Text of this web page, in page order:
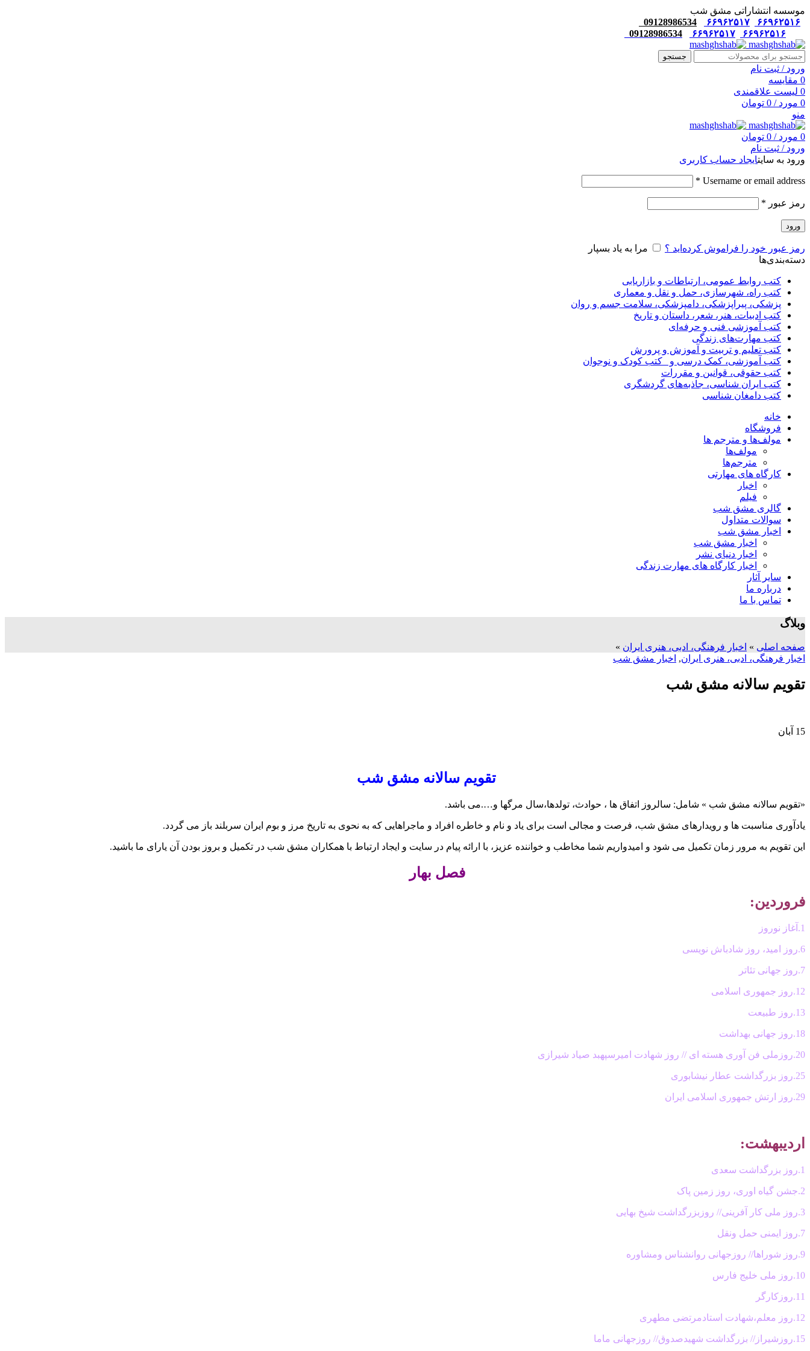
موسسه انتشاراتی مشق شب
۶۶۹۶۲۵۱۶
۶۶۹۶۲۵۱۷
09128986534
۶۶۹۶۲۵۱۶
۶۶۹۶۲۵۱۷ 09128986534
جستجو
ورود / ثبت نام
0 مقایسه
0 لیست علاقمندی
0 مورد /
0 تومان
منو
0 مورد /
0 تومان
ورود / ثبت نام
ورود به سایتایجاد حساب کاربری
Username or email address
*
رمز عبور *
ورود
رمز عبور خود را فراموش کرده‌اید ؟
مرا به یاد بسپار
دسته‌بندی‌ها
کتب روابط عمومی، ارتباطات و بازاریابی
کتب راه، شهرسازی، حمل و نقل و معماری
پزشکی، پیراپزشکی، دامپزشکی، سلامت جسم و روان
کتب ادبیات، هنر، شعر، داستان و تاریخ
کتب آموزشی فنی و حرفه‌ای
کتب مهارت‌های زندگی
کتب تعلیم و تربیت و آموزش و پرورش
کتب آموزشی، کمک درسی و _کتب کودک و نوجوان
کتب حقوقی، قوانین و مقررات
کتب ایران شناسی، جاذبه‌های گردشگری
کتب دامغان شناسی
خانه
فروشگاه
مولف‌ها و مترجم ها
مولف‌ها
مترجم‌ها
کارگاه های مهارتی
اخبار
فیلم
گالری مشق شب
سوالات متداول
اخبار مشق شب
اخبار مشق شب
اخبار دنیای نشر
اخبار کارگاه های مهارت زندگی
سایر آثار
درباره ما
تماس با ما
وبلاگ
صفحه اصلی » اخبار فرهنگی، ادبی، هنری ایران »
اخبار فرهنگی، ادبی، هنری ایران, اخبار مشق شب
تقویم سالانه مشق شب
15 آبان
تقویم سالانه مشق شب
«تقویم سالانه مشق شب » شامل: سالروز اتفاق ها ، حوادث، تولدها،سال مرگها و….می باشد.
یادآوری مناسبت ها و رویدارهای مشق شب، فرصت و مجالی است برای یاد و نام و خاطره افراد و ماجراهایی که به نحوی به تاریخ مرز و بوم ایران سربلند باز می گردد.
این تقویم به مرور زمان تکمیل می شود و امیدواریم شما مخاطب و خواننده عزیز، با ارائه پیام در سایت و ایجاد ارتباط با همکاران مشق شب در تکمیل و بروز بودن آن یارای ما باشید.
فصل بهار
فروردین:
1.آغاز نوروز
6.روز امید، روز شادباش نویسی
7.روز جهانی تئاتر
12.روز جمهوری اسلامی
13.روز طبیعت
18.روز جهانی بهداشت
20.روزملی فن آوری هسته ای // روز شهادت امیرسپهبد صیاد شیرازی
25.روز بزرگداشت عطار نیشابوری
29.روز ارتش جمهوری اسلامی ایران
اردیبهشت:
1.روز بزرگداشت سعدی
2.جشن گیاه اوری، روز زمین پاک
3.روز ملی کار آفرینی// روزبزرگداشت شیخ بهایی
7.روز ایمنی حمل ونقل
9.روز شوراها// روزجهانی روانشناس ومشاوره
10.روز ملی خلیج فارس
11.روزکارگر
12.روز معلم،شهادت استادمرتضی مطهری
15.روزشیراز// بزرگداشت شهیدصدوق// روزجهانی ماما